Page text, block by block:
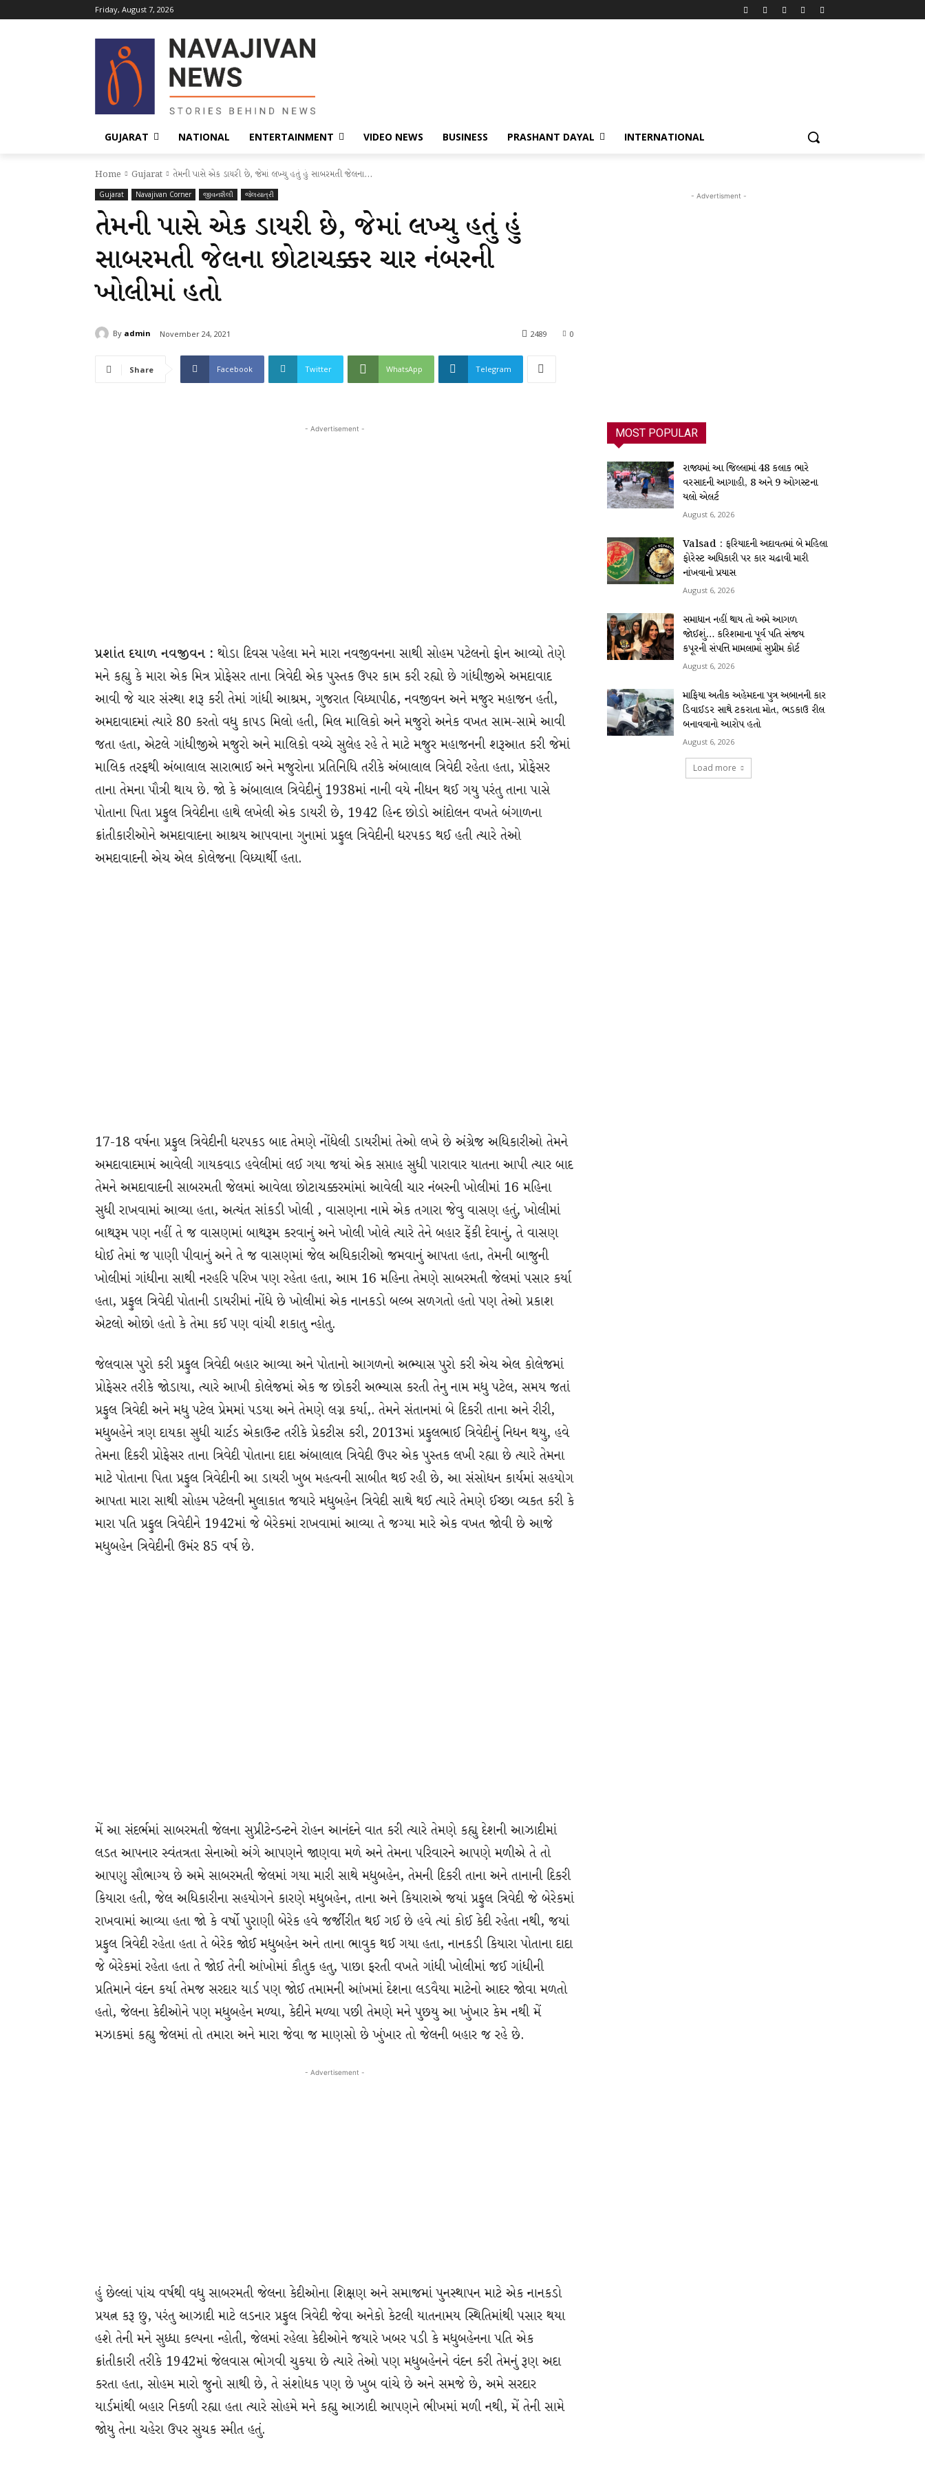
Friday, August 7, 2026
GUJARAT NATIONAL ENTERTAINMENT VIDEO NEWS BUSINESS PRASHANT DAYAL INTERNATIONAL
Home Gujarat તેમની પાસે એક ડાયરી છે, જેમાં લખ્યુ હતું હું સાબરમતી જેલના...
Gujarat Navajivan Corner જીવનશૈલી જેલયાત્રી
તેમની પાસે એક ડાયરી છે, જેમાં લખ્યુ હતું હું
સાબરમતી જેલના છોટાચક્કર ચાર નંબરની
ખોલીમાં હતો
By admin November 24, 2021 0
2489
Share Facebook Twitter WhatsApp Telegram
- Advertisement -
પ્રશાંત દયાળ નવજીવન : થોડા દિવસ પહેલા મને મારા નવજીવનના સાથી સોહમ પટેલનો ફોન આવ્યો તેણે
મને કહ્યુ કે મારા એક મિત્ર પ્રોફેસર તાના ત્રિવેદી એક પુસ્તક ઉપર કામ કરી રહ્યો છે ગાંધીજીએ અમદાવાદ
આવી જે ચાર સંસ્થા શરૂ કરી તેમાં ગાંધી આશ્રમ, ગુજરાત વિધ્યાપીઠ, નવજીવન અને મજુર મહાજન હતી,
અમદાવાદમાં ત્યારે 80 કરતો વધુ કાપડ મિલો હતી, મિલ માલિકો અને મજુરો અનેક વખત સામ-સામે આવી
જતા હતા, એટલે ગાંધીજીએ મજુરો અને માલિકો વચ્ચે સુલેહ રહે તે માટે મજુર મહાજનની શરૂઆત કરી જેમાં
માલિક તરફથી અંબાલાલ સારાભાઈ અને મજુરોના પ્રતિનિધિ તરીકે અંબાલાલ ત્રિવેદી રહેતા હતા, પ્રોફેસર
તાના તેમના પૌત્રી થાય છે. જો કે અંબાલાલ ત્રિવેદીનું 1938માં નાની વયે નીધન થઈ ગયુ પરંતુ તાના પાસે
પોતાના પિતા પ્રફુલ ત્રિવેદીના હાથે લખેલી એક ડાયરી છે, 1942 હિન્દ છોડો આંદોલન વખતે બંગાળના
ક્રાંતીકારીઓને અમદાવાદના આશ્રય આપવાના ગુનામાં પ્રફુલ ત્રિવેદીની ધરપકડ થઈ હતી ત્યારે તેઓ
અમદાવાદની એચ એલ કોલેજના વિધ્યાર્થી હતા.
17-18 વર્ષના પ્રફુલ ત્રિવેદીની ધરપકડ બાદ તેમણે નોંધેલી ડાયરીમાં તેઓ લખે છે અંગ્રેજ અધિકારીઓ તેમને
અમદાવાદમામં આવેલી ગાયકવાડ હવેલીમાં લઈ ગયા જયાં એક સપ્તાહ સુધી પારાવાર યાતના આપી ત્યાર બાદ
તેમને અમદાવાદની સાબરમતી જેલમાં આવેલા છોટાચક્કરમાંમાં આવેલી ચાર નંબરની ખોલીમાં 16 મહિના
સુધી રાખવામાં આવ્યા હતા, અત્યંત સાંકડી ખોલી , વાસણના નામે એક તગારા જેવુ વાસણ હતું, ખોલીમાં
બાથરૂમ પણ નહીં તે જ વાસણમાં બાથરૂમ કરવાનું અને ખોલી ખોલે ત્યારે તેને બહાર ફેંકી દેવાનું, તે વાસણ
ધોઈ તેમાં જ પાણી પીવાનું અને તે જ વાસણમાં જેલ અધિકારીઓ જમવાનું આપતા હતા, તેમની બાજુની
ખોલીમાં ગાંધીના સાથી નરહરિ પરિખ પણ રહેતા હતા, આમ 16 મહિના તેમણે સાબરમતી જેલમાં પસાર કર્યા
હતા, પ્રફુલ ત્રિવેદી પોતાની ડાયરીમાં નોંધે છે ખોલીમાં એક નાનકડો બલ્બ સળગતો હતો પણ તેઓ પ્રકાશ
એટલો ઓછો હતો કે તેમા કઈ પણ વાંચી શકાતુ ન્હોતુ.
જેલવાસ પુરો કરી પ્રફુલ ત્રિવેદી બહાર આવ્યા અને પોતાનો આગળનો અભ્યાસ પુરો કરી એચ એલ કોલેજમાં
પ્રોફેસર તરીકે જોડાયા, ત્યારે આખી કોલેજમાં એક જ છોકરી અભ્યાસ કરતી તેનુ નામ મધુ પટેલ, સમય જતાં
પ્રફુલ ત્રિવેદી અને મધુ પટેલ પ્રેમમાં પડયા અને તેમણે લગ્ન કર્યા,. તેમને સંતાનમાં બે દિકરી તાના અને રીરી,
મધુબહેને ત્રણ દાયકા સુધી ચાર્ટડ એકાઉન્ટ તરીકે પ્રેકટીસ કરી, 2013માં પ્રફુલભાઈ ત્રિવેદીનું નિધન થયુ, હવે
તેમના દિકરી પ્રોફેસર તાના ત્રિવેદી પોતાના દાદા અંબાલાલ ત્રિવેદી ઉપર એક પુસ્તક લખી રહ્યા છે ત્યારે તેમના
માટે પોતાના પિતા પ્રફુલ ત્રિવેદીની આ ડાયરી ખુબ મહત્વની સાબીત થઈ રહી છે, આ સંસોધન કાર્યમાં સહયોગ
આપતા મારા સાથી સોહમ પટેલની મુલાકાત જયારે મધુબહેન ત્રિવેદી સાથે થઈ ત્યારે તેમણે ઈચ્છા વ્યકત કરી કે
મારા પતિ પ્રફુલ ત્રિવેદીને 1942માં જે બેરેકમાં રાખવામાં આવ્યા તે જગ્યા મારે એક વખત જોવી છે આજે
મધુબહેન ત્રિવેદીની ઉમંર 85 વર્ષ છે.
મેં આ સંદર્ભમાં સાબરમતી જેલના સુપ્રીટેન્ડન્ટને રોહન આનંદને વાત કરી ત્યારે તેમણે કહ્યુ દેશની આઝાદીમાં
લડત આપનાર સ્વંતત્રતા સેનાઓ અંગે આપણને જાણવા મળે અને તેમના પરિવારને આપણે મળીએ તે તો
આપણુ સૌભાગ્ય છે અમે સાબરમતી જેલમાં ગયા મારી સાથે મધુબહેન, તેમની દિકરી તાના અને તાનાની દિકરી
કિયારા હતી, જેલ અધિકારીના સહયોગને કારણે મધુબહેન, તાના અને કિયારાએ જયાં પ્રફુલ ત્રિવેદી જે બેરેકમાં
રાખવામાં આવ્યા હતા જો કે વર્ષો પુરાણી બેરેક હવે જર્જીરીત થઈ ગઈ છે હવે ત્યાં કોઈ કેદી રહેતા નથી, જયાં
પ્રફુલ ત્રિવેદી રહેતા હતા તે બેરેક જોઈ મધુબહેન અને તાના ભાવુક થઈ ગયા હતા, નાનકડી કિયારા પોતાના દાદા
જે બેરેકમાં રહેતા હતા તે જોઈ તેની આંખોમાં કૌતુક હતુ, પાછા ફરતી વખતે ગાંધી ખોલીમાં જઈ ગાંધીની
પ્રતિમાને વંદન કર્યા તેમજ સરદાર યાર્ડ પણ જોઈ તમામની આંખમાં દેશના લડવૈયા માટેનો આદર જોવા મળતો
હતો, જેલના કેદીઓને પણ મધુબહેન મળ્યા, કેદીને મળ્યા પછી તેમણે મને પુછયુ આ ખુંખાર કેમ નથી મેં
મઝાકમાં કહ્યુ જેલમાં તો તમારા અને મારા જેવા જ માણસો છે ખુંખાર તો જેલની બહાર જ રહે છે.
- Advertisement -
હું છેલ્લાં પાંચ વર્ષથી વધુ સાબરમતી જેલના કેદીઓના શિક્ષણ અને સમાજમાં પુનસ્થાપન માટે એક નાનકડો
પ્રયત્ન કરૂ છુ, પરંતુ આઝાદી માટે લડનાર પ્રફુલ ત્રિવેદી જેવા અનેકો કેટલી યાતનામય સ્થિતિમાંથી પસાર થયા
હશે તેની મને સુધ્ધા કલ્પના ન્હોતી, જેલમાં રહેલા કેદીઓને જયારે ખબર પડી કે મધુબહેનના પતિ એક
ક્રાંતીકારી તરીકે 1942માં જેલવાસ ભોગવી ચુકયા છે ત્યારે તેઓ પણ મધુબહેનને વંદન કરી તેમનું રૂણ અદા
કરતા હતા, સોહમ મારો જુનો સાથી છે, તે સંશોધક પણ છે ખુબ વાંચે છે અને સમજે છે, અમે સરદાર
યાર્ડમાંથી બહાર નિકળી રહ્યા હતા ત્યારે સોહમે મને કહ્યુ આઝાદી આપણને ભીખમાં મળી નથી, મેં તેની સામે
જોયુ તેના ચહેરા ઉપર સુચક સ્મીત હતું.
- Advertisment -
MOST POPULAR
રાજ્યમાં આ જિલ્લામાં 48 કલાક ભારે
વરસાદની આગાહી, 8 અને 9 ઓગસ્ટના
યલો એલર્ટ
August 6, 2026
Valsad : ફરિયાદની અદાવતમાં બે મહિલા
ફોરેસ્ટ અધિકારી પર કાર ચઢાવી મારી
નાંખવાનો પ્રયાસ
August 6, 2026
સમાધાન નહીં થાય તો અમે આગળ
જોઈશું… કરિશમાના પૂર્વ પતિ સંજય
કપૂરની સંપત્તિ મામલામાં સુપ્રીમ કોર્ટ
August 6, 2026
માફિયા અતીક અહેમદના પુત્ર અબાનની કાર
ડિવાઈડર સાથે ટકરાતા મોત, ભડકાઉ રીલ
બનાવવાનો આરોપ હતો
August 6, 2026
Load more